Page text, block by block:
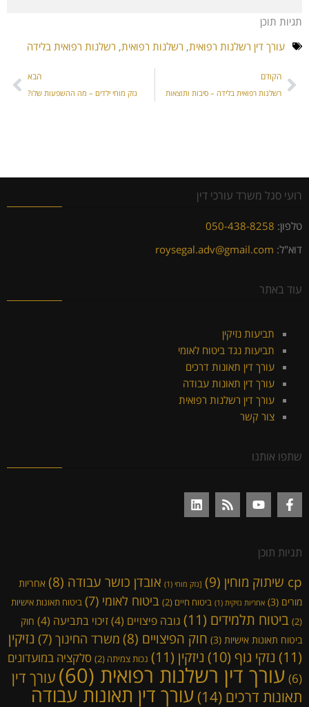
תגיות תוכן
עורך דין רשלנות רפואית, רשלנות רפואית, רשלנות רפואית בלידה
הקודם
רשלנות רפואית בלידה – סיבות ותוצאות
הבא
נזק מוחי ילדים – מה ההשפעות שלו?
רועי סגל משרד עורכי דין
טלפון: 050-438-8258
דוא"ל: roysegal.adv@gmail.com
עוד באתר
תביעות נזיקין
תביעות נגד ביטוח לאומי
עורך דין תאונות דרכים
עורך דין תאונות עבודה
עורך דין רשלנות רפואית
צור קשר
שתפו אותנו
תגיות תוכן
cp שיתוק מוחין (9) [נזק מוחי (1) אובדן כושר עבודה (8)
אחריות
מורים (3) אחריות נזיקית (1) ביטוח חיים (2) ביטוח לאומי (7)
ביטוח תאונות אישיות
(2)
ביטוח תלמידים (11) גובה פיצויים (4) זיכוי בתביעה (4)
חוק
ביטוח תאונות אישיות (3) חוק הפיצויים (8) משרד החינוך (7)
נזיקין
(11)
נזקי גוף (10) ניזקין (11) נכות צמיתה (2)
סלקציה במועדונים
(6)
עורך דין רשלנות רפואית (60)
עורך דין
תאונות דרכים (14) עורך דין תאונות עבודה